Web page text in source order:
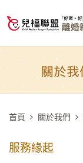
首頁 關於我們
服務緣起